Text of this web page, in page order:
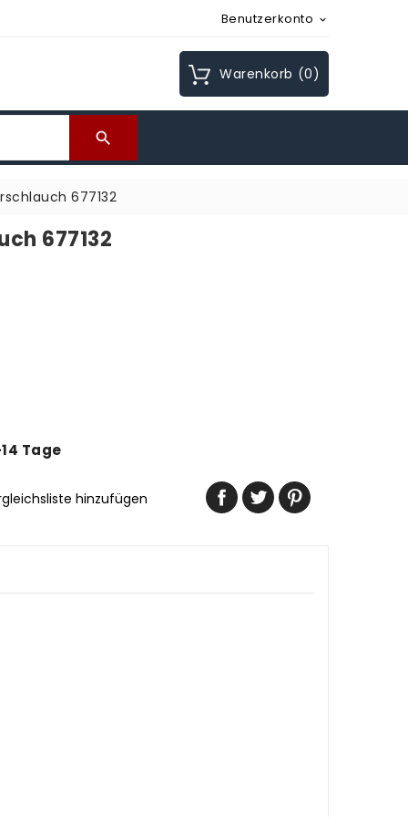
Benutzerkonto 
Warenkorb (0)

677132
677132
Tage
hinzufügen